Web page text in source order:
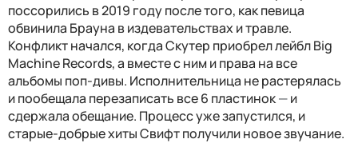
поссорились в 2019 году после того, как певица
обвинила Брауна в издевательствах и травле.
Конфликт начался, когда Скутер приобрел лейбл Big
Machine Records, а вместе с ним и права на все
альбомы поп-дивы. Исполнительница не растерялась
и пообещала перезаписать все 6 пластинок—и
сдержала обещание. Процесс уже запустился, и
старые-добрые хиты Свифт получили новое звучание.